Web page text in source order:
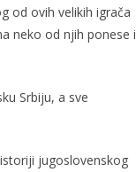
od ovih velikih igrača
neko od njih ponese i
Srbiju, a sve
jugoslovenskog